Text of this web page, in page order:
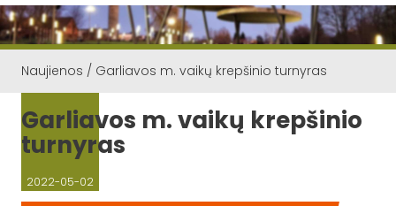
Naujienos / Garliavos m. vaikų krepšinio turnyras
Garliavos m. vaikų krepšinio
turnyras
2022-05-02